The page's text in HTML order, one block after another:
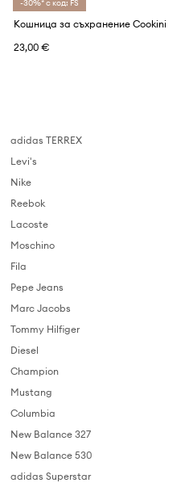
-30%* с код: FS
Кошница за съхранение Cookini
23,00 €
adidas TERREX
Levi's
Nike
Reebok
Lacoste
Moschino
Fila
Pepe Jeans
Marc Jacobs
Tommy Hilfiger
Diesel
Champion
Mustang
Columbia
New Balance 327
New Balance 530
adidas Superstar